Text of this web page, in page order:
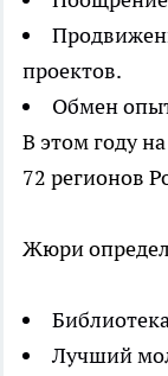
проектов.
Обмен
В этом году
72 регионов
Жюри
Лучший